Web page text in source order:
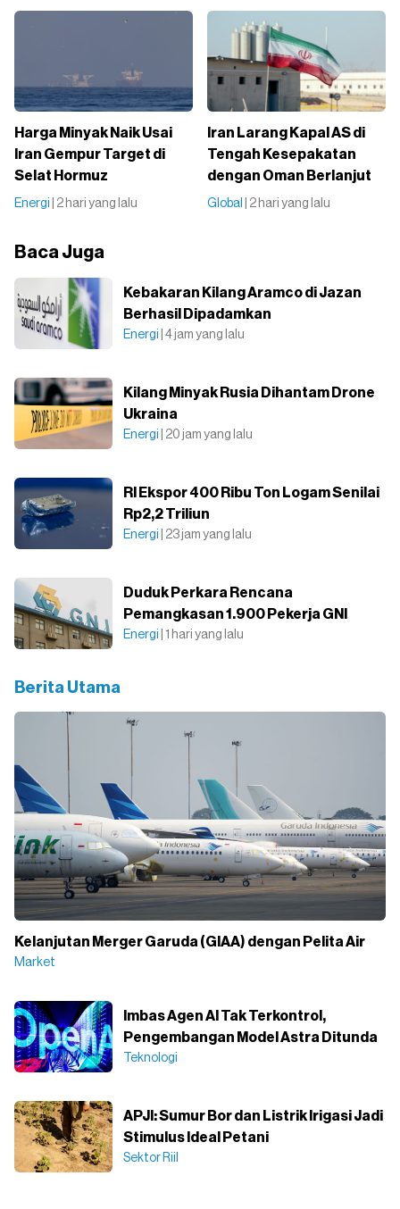
Harga Minyak Naik Usai
Iran Gempur Target di
Selat Hormuz
Energi | 2 hari yang lalu
Iran Larang Kapal AS di
Tengah Kesepakatan
dengan Oman Berlanjut
Global | 2 hari yang lalu
Baca Juga
Kebakaran Kilang Aramco di Jazan
Berhasil Dipadamkan
Energi | 4 jam yang lalu
Kilang Minyak Rusia Dihantam Drone
Ukraina
Energi | 20 jam yang lalu
RI Ekspor 400 Ribu Ton Logam Senilai
Rp2,2 Triliun
Energi | 23 jam yang lalu
Duduk Perkara Rencana
Pemangkasan 1.900 Pekerja GNI
Energi | 1 hari yang lalu
Berita Utama
Kelanjutan Merger Garuda (GIAA) dengan Pelita Air
Market
Imbas Agen AI Tak Terkontrol,
Pengembangan Model Astra Ditunda
Teknologi
APJI: Sumur Bor dan Listrik Irigasi Jadi
Stimulus Ideal Petani
Sektor Riil